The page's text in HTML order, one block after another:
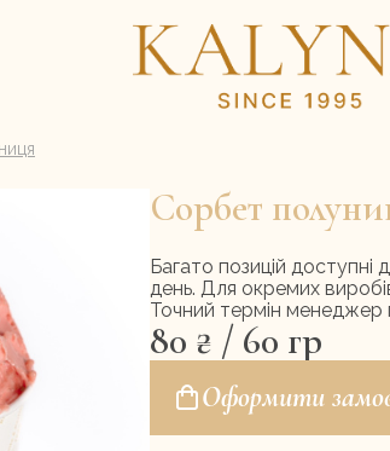
МорозивоКорпоративні
Домашнє ліплення
Меню ресторану
Сорбет
Багато позицій
день. Для окремих
Точний термін менеджер
80 ₴ / 60 гр
Оформити